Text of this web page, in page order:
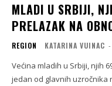
MLADI U SRBIJI,
PRELAZAK NA
REGION KATARINA VUINAC -
Većina mladih u Srbiji, njih
jedan od glavnih uzročnika